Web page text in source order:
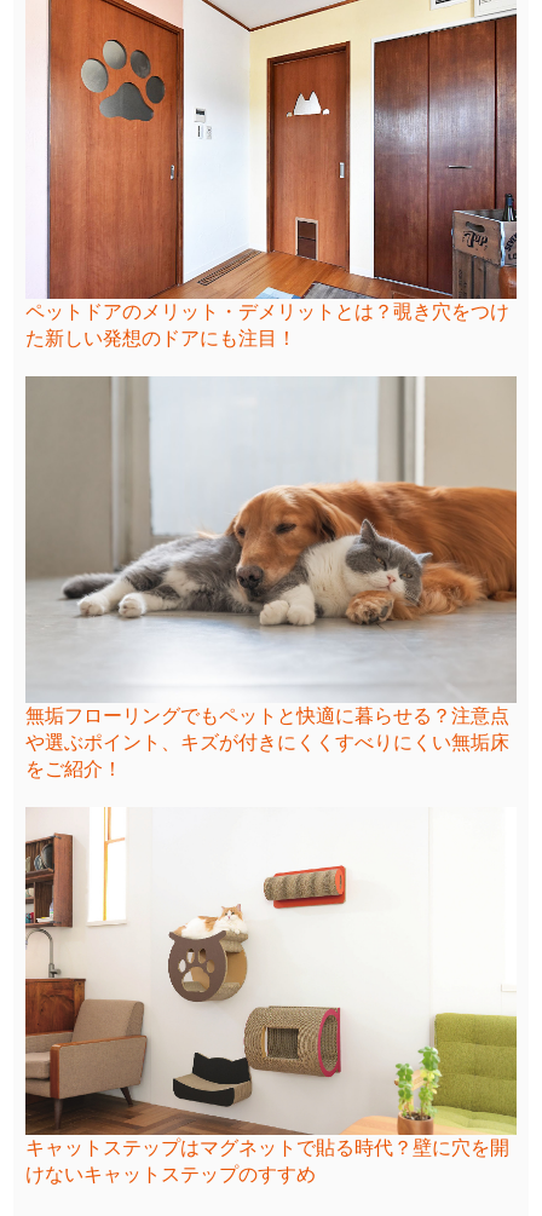
ペットドアのメリット・デメリットとは？覗き穴をつけ
た新しい発想のドアにも注目！
無垢フローリングでもペットと快適に暮らせる？注意点
や選ぶポイント、キズが付きにくくすべりにくい無垢床
をご紹介！
キャットステップはマグネットで貼る時代？壁に穴を開
けないキャットステップのすすめ